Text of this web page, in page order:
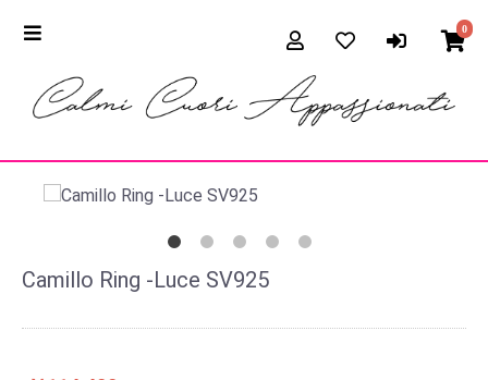
0
Camillo Ring -Luce SV925